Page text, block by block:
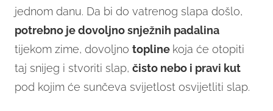
jednom danu. Da bi do vatrenog slapa došlo,
potrebno je dovoljno snježnih padalina
tijekom zime, dovoljno topline koja će otopiti
taj snijeg i stvoriti slap, čisto nebo i pravi kut
pod kojim će sunčeva svijetlost osvijetliti slap.